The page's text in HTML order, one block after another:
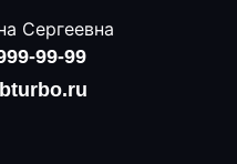
Сергеевна
99-99